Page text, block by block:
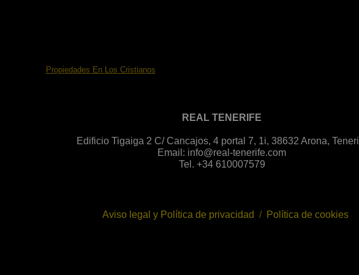
Propiedades En Los Cristianos
REAL TENERIFE
Edificio Tigaiga 2 C/ Cancajos, 4 portal 7, 1i, 38632 Arona,
Email: info@real-tenerife.com
Tel. +34 610007579
Aviso legal y Política de privacidad / Política de cookies